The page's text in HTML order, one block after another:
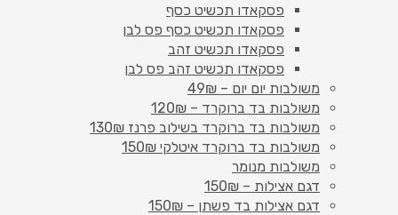
פסקאדו תכשיט כסף
פסקאדו תכשיט כסף פס לבן
פסקאדו תכשיט זהב
פסקאדו תכשיט זהב פס לבן
משולבות יום יום – 49₪
משולבות בד ברוקרד – 120₪
משולבות בד ברוקרד בשילוב פרנז 130₪
משולבות בד ברוקרד איטלקי 150₪
משולבות מנומר
דגם אצילות – 150₪
דגם אצילות בד פשתן – 150₪